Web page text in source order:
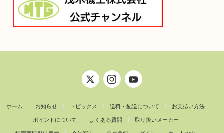
ホーム お知らせ トピックス 送料・配送について お支払い方法
ポイントについて よくある質問 取り扱いメーカー